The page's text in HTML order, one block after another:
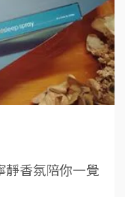
香氛陪你一覺